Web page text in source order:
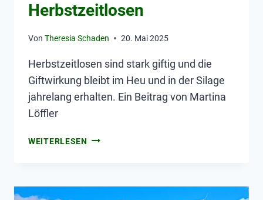
Herbstzeitlosen
Von Theresia Schaden 20. Mai 2025
Herbstzeitlosen sind stark giftig und die
Giftwirkung bleibt im Heu und in der Silage
jahrelang erhalten. Ein Beitrag von Martina
Löffler
WEITERLESEN